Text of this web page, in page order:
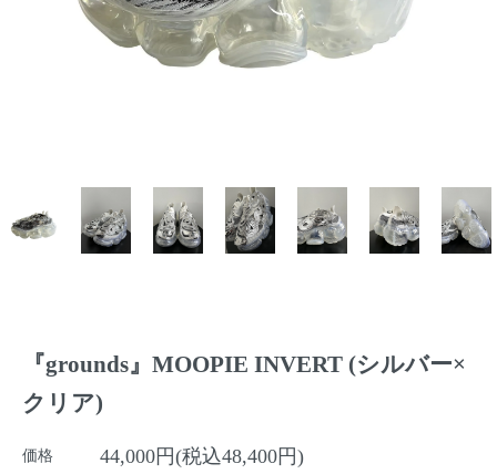
『grounds』MOOPIE INVERT (シルバー×
クリア)
価格 44,000円(税込48,400円)